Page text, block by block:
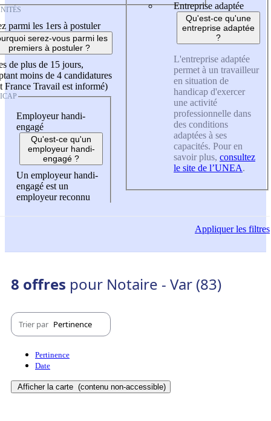
parmi les 1ers à postuler
serez-vous parmi les
premiers à postuler ?
de plus de 15 jours,
moins de 4 candidatures
France Travail est informé)
Employeur handi-
engagé
Qu'est-ce qu'un
employeur handi-
engagé ?
Un employeur handi-
engagé est un
employeur reconnu
Entreprise adaptée
Qu'est-ce qu'une
entreprise adaptée
?
L'entreprise adaptée
permet à un travailleur
en situation de
handicap d'exercer
une activité
professionnelle dans
des conditions
adaptées à ses
capacités. Pour en
savoir plus, consultez
le site de l’UNEA.
Appliquerles filtres
8 offres pour Notaire - Var (83)
Trier par Pertinence
Pertinence
Date
Afficher la carte (contenu non-accessible)